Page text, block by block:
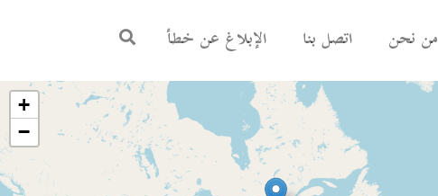
من نحن اتصل بنا الإبلاغ عن خطأ
+
−